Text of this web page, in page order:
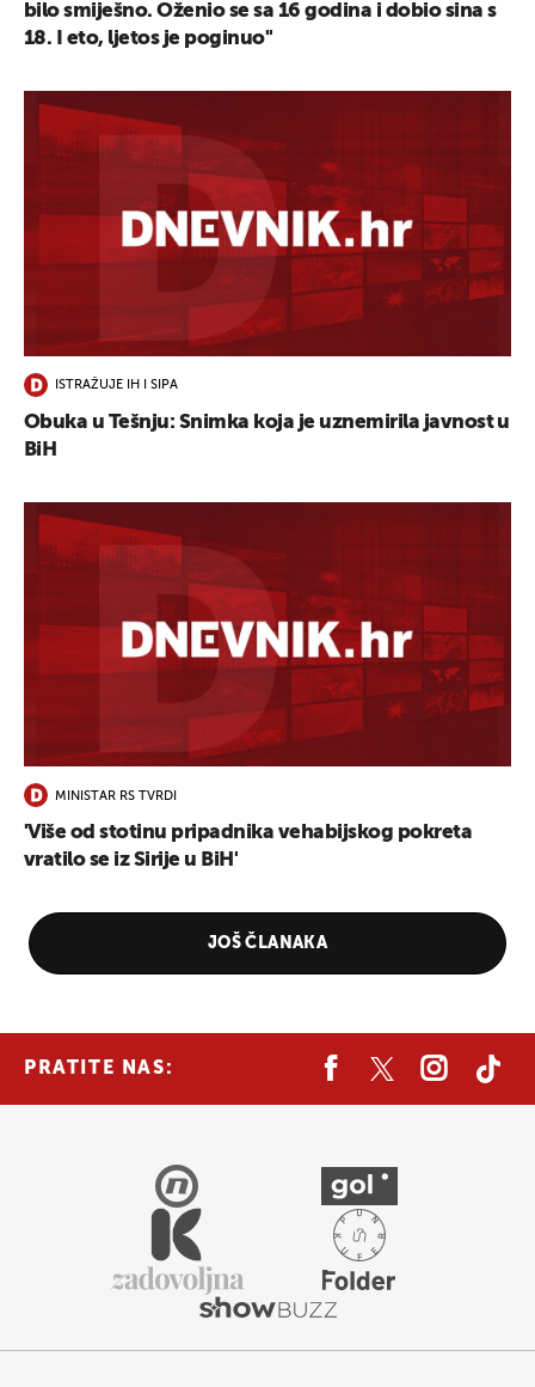
bilo smiješno. Oženio se sa 16 godina i dobio sina s
18. I eto, ljetos je poginuo''
ISTRAŽUJE IH I SIPA
Obuka u Tešnju: Snimka koja je uznemirila javnost u
BiH
MINISTAR RS TVRDI
'Više od stotinu pripadnika vehabijskog pokreta
vratilo se iz Sirije u BiH'
JOŠ ČLANAKA
PRATITE NAS: